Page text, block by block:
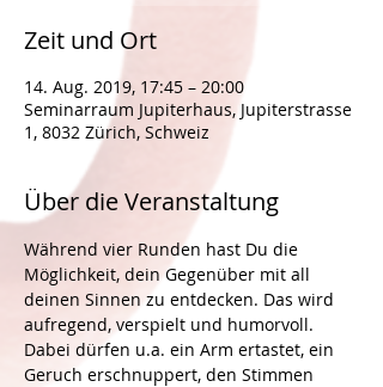
Zeit und Ort
14. Aug. 2019, 17:45 – 20:00
Seminarraum Jupiterhaus, Jupiterstrasse
1, 8032 Zürich, Schweiz
Über die Veranstaltung
Während vier Runden hast Du die
Möglichkeit, dein Gegenüber mit all
deinen Sinnen zu entdecken. Das wird
aufregend, verspielt und humorvoll.
Dabei dürfen u.a. ein Arm ertastet, ein
Geruch erschnuppert, den Stimmen